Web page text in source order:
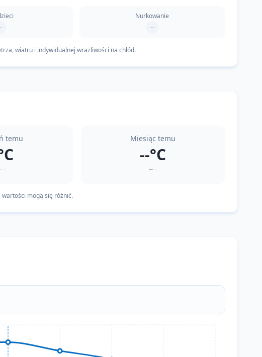
Nurkowanie
--
wiatru i indywidualnej wrażliwości na chłód.
temu
--
Miesiąc temu
--°C
--
mogą się różnić.